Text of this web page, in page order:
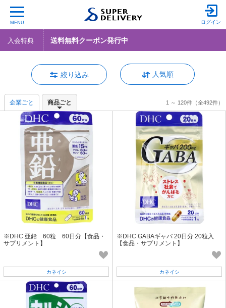
MENU ログイン
入会特典 送料無料クーポン発行中
絞り込み 人気順
企業ごと 商品ごと 1 ～ 120件（全492件）
※DHC 亜鉛 60粒 60日分【食品・
サプリメント】
カネイシ
※DHC GABAギャバ 20日分 20粒入
【食品・サプリメント】
カネイシ